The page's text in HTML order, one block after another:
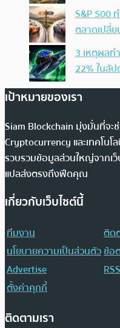
S&P 500
ตลาดเปลี่
3 เหตุผลท
22% ในสั
เป้าหมายของเรา
Siam Blockchain มุ่งมั่นที่จะ
Cryptocurrency และเทคโนโ
รวบรวมข้อมูลส่วนใหญ่จากเว็
แปลส่งตรงถึงฟีดคุณ
เกี่ยวกับเว็บไซต์นี้
ทีมงาน
ติด
นโยบายความเป็นส่วนตัวข้อ
Advertise
RSS
ตั้งค่าคุกกี้
ติดตามเรา